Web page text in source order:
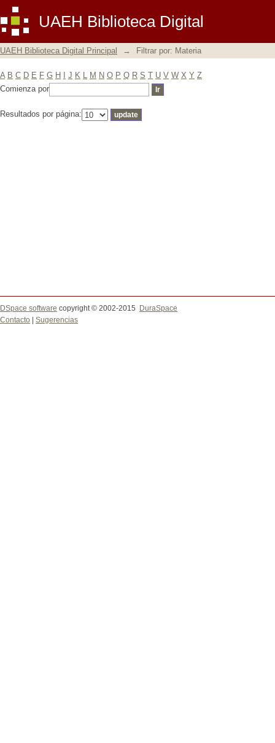
UAEH Biblioteca Digital
Filtrar por: Materia
UAEH Biblioteca Digital Principal → Filtrar por: Materia
A B C D E F G H J K L M N O P Q R S T U V W X Y Z
Comienza por
Resultados por página:
DSpace software copyright © 2002-2015
DuraSpace
Contacto
Sugerencias